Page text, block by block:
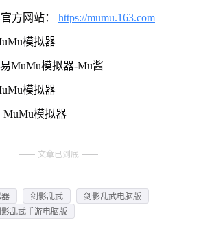
方网站： https://mumu.163.com
模拟器
MuMu模拟器-Mu酱
模拟器
MuMu模拟器
文章已到底
剑影乱武
剑影乱武电脑版
乱武手游电脑版